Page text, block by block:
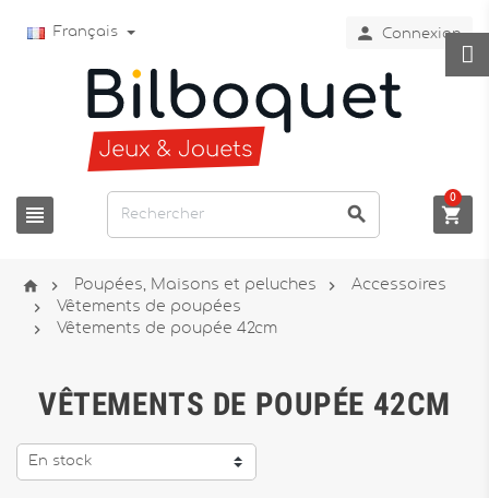
Français  Connexion
  
0
  Poupées, Maisons et peluches  Accessoires
 Vêtements de poupées
 Vêtements de poupée 42cm
VÊTEMENTS DE POUPÉE 42CM
En stock